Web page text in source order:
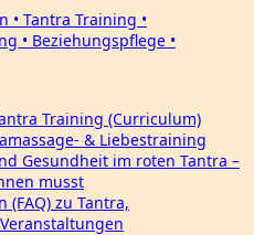
Training (Curriculum)
& Liebestraining
Gesundheit im roten Tantra –
musst
(FAQ) zu Tantra,